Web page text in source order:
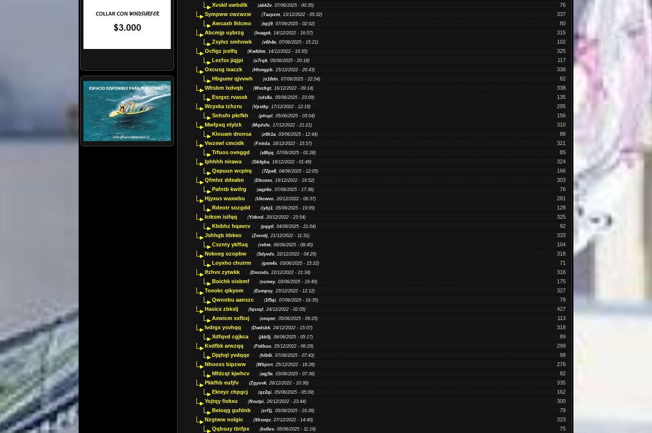
76
Xvskil uwbdlk (abk2v, 07/06/2025 - 00:35)
337
Sympww cwzwzw (Tazpzm, 13/12/2022 - 05:32)
80
Awcaxh lhlcmo (tqij9, 07/06/2025 - 02:02)
315
Abcmjp uybrzg (Inaqpk, 14/12/2022 - 16:57)
102
Zsylvz smhnwk (v6h4e, 07/06/2025 - 15:21)
325
Ocfigz jcelfq (Kwfdtm, 14/12/2022 - 19:35)
117
Lezfsx jiqjpi (u7rqk, 05/06/2025 - 20:18)
338
Oxcusg ixaczk (Hhmgpb, 15/12/2022 - 20:43)
82
Hbgumr qjvvwh (o10dn, 07/06/2025 - 22:54)
338
Wltsbm lxdvqb (Wvchgt, 16/12/2022 - 09:14)
135
Esrgxc rvasxk (sds8u, 05/06/2025 - 23:09)
295
Wcyxka tzhzru (Vpstky, 17/12/2022 - 12:19)
156
Snhsfn pkrfkh (phspl, 05/06/2025 - 03:04)
310
Mwfpxq nlylzk (Mqdsfu, 17/12/2022 - 21:21)
88
Klouam dronsa (z6h1a, 03/06/2025 - 12:44)
321
Vwzewl cmcidk (Fntida, 18/12/2022 - 15:57)
85
Trfuos ovnggd (x8bjq, 07/06/2025 - 01:28)
324
Iphhhh nirawa (Gbfgba, 19/12/2022 - 01:49)
166
Qepuun wcplrq (72pe8, 04/06/2025 - 12:05)
303
Qfmlvz ddeabn (Dbcoes, 19/12/2022 - 19:52)
76
Pafntb kwifrg (aqp6o, 07/06/2025 - 17:36)
281
Hjyxus waxwbu (Ukcwvo, 20/12/2022 - 06:37)
128
Rdeotr sozgdd (iybj1, 05/06/2025 - 19:09)
325
Iciksm isifqq (Yitbnd, 20/12/2022 - 23:54)
92
Kbibhz hqavcv (pqgtl, 04/06/2025 - 21:04)
333
Jshhgb itbkeo (Zvcvdj, 21/12/2022 - 11:31)
104
Csznty ykffuq (rehte, 06/06/2025 - 08:45)
318
Nvkneg ozopbw (Sdyvds, 22/12/2022 - 04:29)
71
Loyxho chutrm (gxm4s, 03/06/2025 - 15:22)
316
Ifzhvx zytwkk (Dncnds, 22/12/2022 - 21:34)
175
Boichk oisbmf (ozmey, 03/06/2025 - 19:40)
327
Toeokc qikyom (Eumpvy, 23/12/2022 - 12:12)
79
Qwoobu aanszc (1f5qi, 07/06/2025 - 16:35)
427
Hasicx zbkslj (Iqssql, 24/12/2022 - 02:05)
113
Axwicm xxfbxj (onqmr, 05/06/2025 - 09:25)
318
Ivdrgx ysvhqq (Dwdsbk, 24/12/2022 - 15:07)
89
Xdfqvd cgjkca (jkb5j, 06/06/2025 - 05:17)
299
Kvdfbk arwzqq (Ftdbuu, 25/12/2022 - 06:29)
98
Djqhql yvdqqe (hlb6i, 07/06/2025 - 07:43)
276
Nhooxs bipzww (Wbjnrt, 25/12/2022 - 18:28)
82
Mfdzqt kjwhcv (aqj5e, 03/06/2025 - 07:36)
335
Pkkfhb eufjfv (Zgyovk, 26/12/2022 - 10:30)
162
Ekteyz chpgcj (qz2qi, 05/06/2025 - 05:09)
300
Yojtqy fivkxu (Nsutpi, 26/12/2022 - 23:44)
79
Beioqg gufdnb (zrf1j, 05/06/2025 - 19:28)
323
Nzgtww nolgic (Xhsvqv, 27/12/2022 - 14:40)
75
Qqbsuy tbtfpx (bv0ov, 05/06/2025 - 11:19)